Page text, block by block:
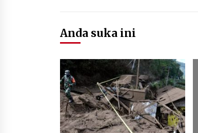
Anda suka ini